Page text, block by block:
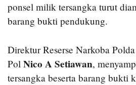
ponsel milik tersangka turut
barang bukti pendukung.
Direktur Reserse Narkoba
Pol Nico A Setiawan,
tersangka beserta barang bukti